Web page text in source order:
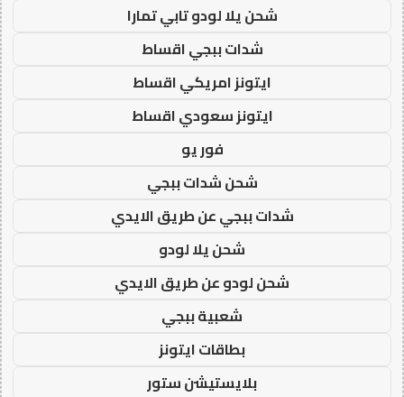
شحن يلا لودو تابي تمارا
شدات ببجي اقساط
ايتونز امريكي اقساط
ايتونز سعودي اقساط
فور يو
شحن شدات ببجي
شدات ببجي عن طريق الايدي
شحن يلا لودو
شحن لودو عن طريق الايدي
شعبية ببجي
بطاقات ايتونز
بلايستيشن ستور